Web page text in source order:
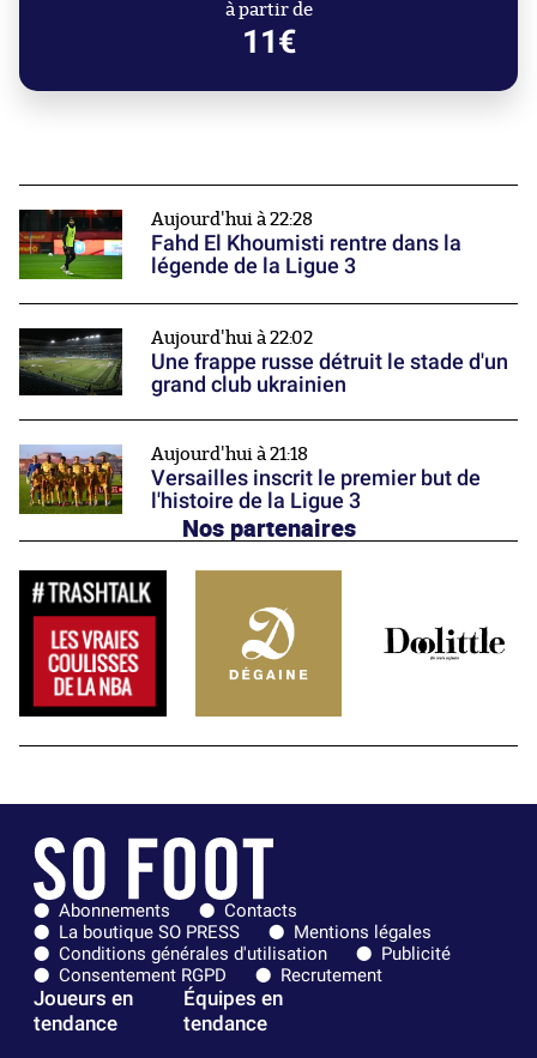
à partir de
11€
Aujourd'hui à 22:28
Fahd El Khoumisti rentre dans la
légende de la Ligue 3
Aujourd'hui à 22:02
Une frappe russe détruit le stade d'un
grand club ukrainien
Aujourd'hui à 21:18
Versailles inscrit le premier but de
l'histoire de la Ligue 3
Nos partenaires
Abonnements
Contacts
La boutique SO PRESS
Mentions légales
Conditions générales d'utilisation
Publicité
Consentement RGPD
Recrutement
Joueurs en
tendance
Équipes en
tendance